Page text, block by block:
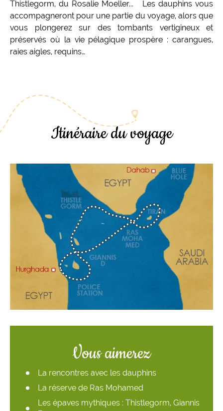
Thistlegorm, du Rosalie Moeller... Les dauphins vous
accompagneront pour une partie du voyage, alors que
vous plongerez sur des tombants vertigineux et
préservés où la vie pélagique prospère : carangues,
raies aigles, requins…
Itinéraire du voyage
Vous aimerez
La rencontres avec les dauphins
La réserve de Ras Mohamed
Les épaves mythiques : Thistlegorm, Giannis